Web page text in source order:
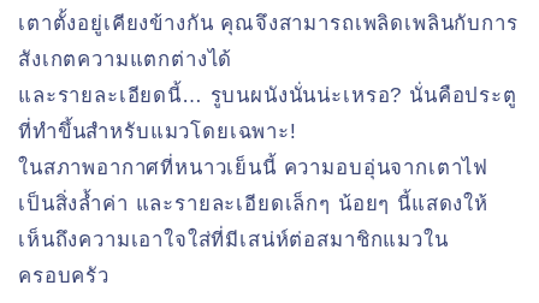
เตาตั้งอยู่เคียงข้างกัน คุณจึงสามารถเพลิดเพลินกับการ
สังเกตความแตกต่างได้
และรายละเอียดนี้… รูบนผนังนั่นน่ะเหรอ? นั่นคือประตู
ที่ทำขึ้นสำหรับแมวโดยเฉพาะ!
ในสภาพอากาศที่หนาวเย็นนี้ ความอบอุ่นจากเตาไฟ
เป็นสิ่งล้ำค่า และรายละเอียดเล็กๆ น้อยๆ นี้แสดงให้
เห็นถึงความเอาใจใส่ที่มีเสน่ห์ต่อสมาชิกแมวใน
ครอบครัว